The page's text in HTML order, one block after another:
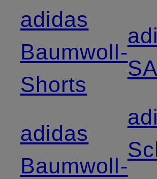
adidas
Baumwoll-
Shorts
adidas
Baumwoll­